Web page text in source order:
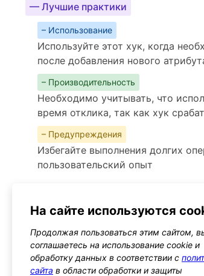
— Лучшие практики
– Использование
Используйте этот хук, когда
после добавления нового
– Производительность
Необходимо учитывать, что
время отклика, так как хук
– Предупреждения
Избегайте выполнения долгих
пользовательский опыт
woocommerce_attribute_updated
Тип: action
Этот хук срабатывает при
использован, если вам нужно
На сайте используются
Продолжая пользоваться этим сайтом,
соглашаетесь на использование cookie и
обработку данных в соответствии с
сайта в области обработки и защиты